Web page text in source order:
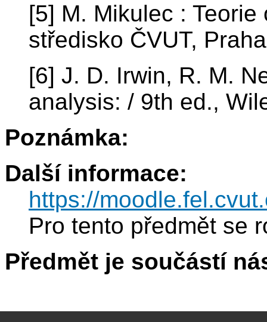
[5] M. Mikulec :
středisko ČVUT,
[6] J. D. Irwin, R. M.
analysis: / 9th ed.,
Poznámka:
Další informace:
https://
Pro tento předmět se
Předmět je součástí